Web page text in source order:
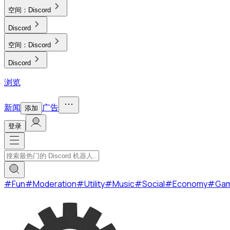
空间： Discord
Discord
空间： Discord
Discord
浏览
新闻 添加 广告
登录
#Fun#Moderation#Utility#Music#Social#Economy#